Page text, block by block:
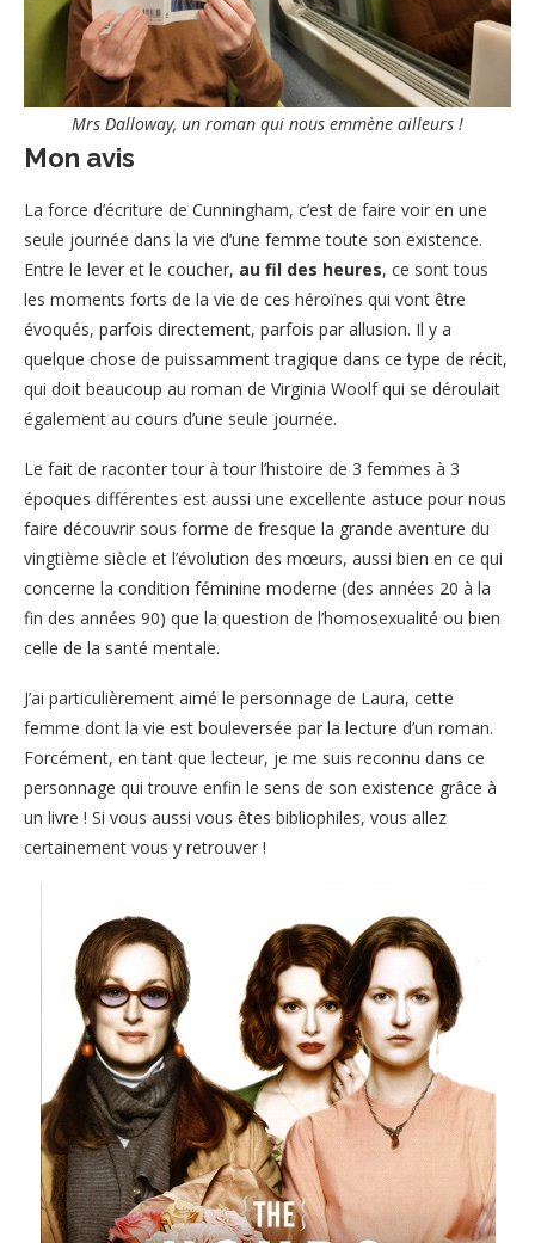
Mrs Dalloway, un roman qui nous emmène ailleurs !
Mon avis
La force d’écriture de Cunningham, c’est de faire voir en une
seule journée dans la vie d’une femme toute son existence.
Entre le lever et le coucher, au fil des heures, ce sont tous
les moments forts de la vie de ces héroïnes qui vont être
évoqués, parfois directement, parfois par allusion. Il y a
quelque chose de puissamment tragique dans ce type de récit,
qui doit beaucoup au roman de Virginia Woolf qui se déroulait
également au cours d’une seule journée.
Le fait de raconter tour à tour l’histoire de 3 femmes à 3
époques différentes est aussi une excellente astuce pour nous
faire découvrir sous forme de fresque la grande aventure du
vingtième siècle et l’évolution des mœurs, aussi bien en ce qui
concerne la condition féminine moderne (des années 20 à la
fin des années 90) que la question de l’homosexualité ou bien
celle de la santé mentale.
J’ai particulièrement aimé le personnage de Laura, cette
femme dont la vie est bouleversée par la lecture d’un roman.
Forcément, en tant que lecteur, je me suis reconnu dans ce
personnage qui trouve enfin le sens de son existence grâce à
un livre ! Si vous aussi vous êtes bibliophiles, vous allez
certainement vous y retrouver !